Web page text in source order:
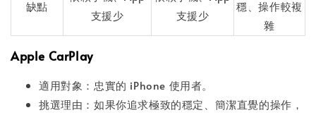
缺點
支援少
支援少
穩、操作較複
雜
Apple CarPlay
適用對象：忠實的 iPhone 使用者。
挑選理由：如果你追求極致的穩定、簡潔直覺的操作，